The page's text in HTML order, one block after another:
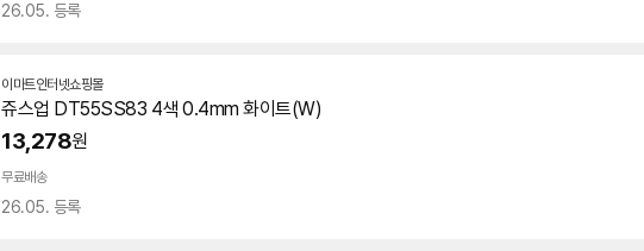
26.05. 등록
이마트인터넷쇼핑몰
쥬스업 DT55SS83 4색 0.4mm 화이트(W)
13,278원
무료배송
26.05. 등록